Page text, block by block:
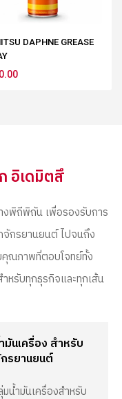
DAPHNE GREASE
อิเดมิตสึ
งพิถีพิถัน เพื่อรองรับการ
กรยานยนต์ ไปจนถึง
คุณภาพที่ตอบโจทย์ทั้ง
หรับทุกธุรกิจและทุกเส้น
มันเครื่อง สำหรับ
รยานยนต์
มน้ำมันเครื่องสำหรับ